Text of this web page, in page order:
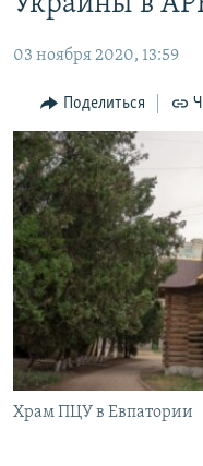
Вернутся
ТЕЛЕПРОЕКТ
СОВЕТЫ
ПРОПАВШИЕ БЕЗ ВЕСТИ
ПОБЕДИТЕЛЕЙ НЕ СУДЯТ?
КРЫМ.НЕПОКОРЕННЫЙ
ELIFBE
УКРАИНСКАЯ
КАК ОБОЙТИ
Українською
Qırımtatar
ПРИСОЕДИНЯЙТЕСЬ!
Все сайты RFE/RL
03 ноября 2020, 13:59
Поделиться
Храм ПЦУ в Евпатории